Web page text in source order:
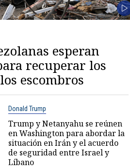
esperan
recuperar los
escombros
Donald Trump
Trump y Netanyahu se reúnen
en Washington para abordar la
situación en Irán y el acuerdo
de seguridad entre Israel y
Líbano